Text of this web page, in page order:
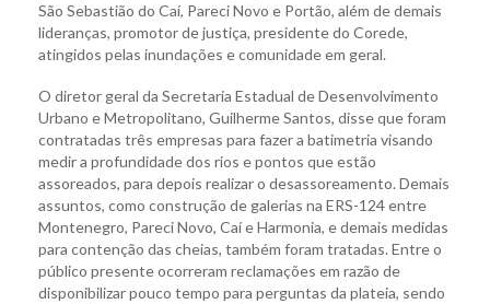
São Sebastião do Caí, Pareci Novo e Portão, além de demais
lideranças, promotor de justiça, presidente do Corede,
atingidos pelas inundações e comunidade em geral.
O diretor geral da Secretaria Estadual de Desenvolvimento
Urbano e Metropolitano, Guilherme Santos, disse que foram
contratadas três empresas para fazer a batimetria visando
medir a profundidade dos rios e pontos que estão
assoreados, para depois realizar o desassoreamento. Demais
assuntos, como construção de galerias na ERS-124 entre
Montenegro, Pareci Novo, Caí e Harmonia, e demais medidas
para contenção das cheias, também foram tratadas. Entre o
público presente ocorreram reclamações em razão de
disponibilizar pouco tempo para perguntas da plateia, sendo